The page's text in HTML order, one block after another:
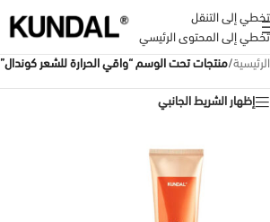
تخطي إلى التنقل
تخطي إلى المحتوى الرئيسي
الرئيسية/منتجات تحت الوسم “واقي الحرارة للشعر كوندال”
إظهار الشريط الجانبي